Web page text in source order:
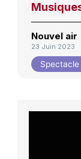
Nouvel air
23 Juin 2023
Spectacle